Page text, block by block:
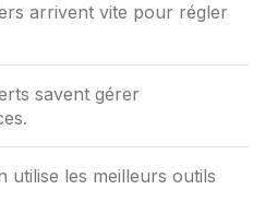
arrivent vite pour régler
savent gérer
utilise les meilleurs outils